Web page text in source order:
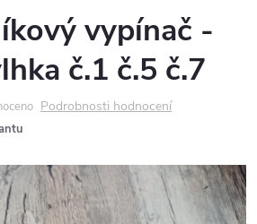
vypínač -
č.1 č.5 č.7
Podrobnosti hodnocení